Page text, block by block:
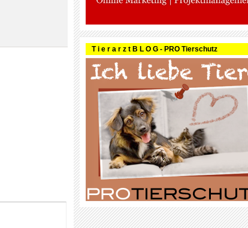
T i e r a r z t B L O G - PRO Tierschutz